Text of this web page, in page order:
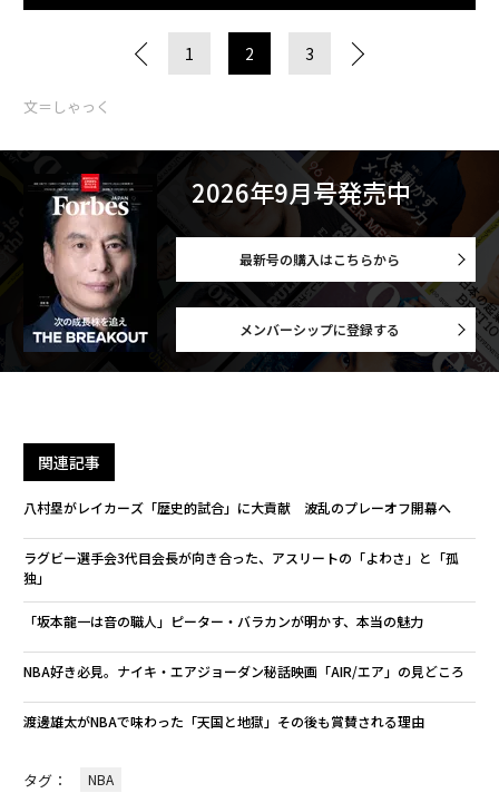
1 2 3
文＝しゃっく
2026年9月号発売中
最新号の購入はこちらから
メンバーシップに登録する
関連記事
八村塁がレイカーズ「歴史的試合」に大貢献 波乱のプレーオフ開幕へ
ラグビー選手会3代目会長が向き合った、アスリートの「よわさ」と「孤
独」
「坂本龍一は音の職人」ピーター・バラカンが明かす、本当の魅力
NBA好き必見。ナイキ・エアジョーダン秘話映画「AIR/エア」の見どころ
渡邊雄太がNBAで味わった「天国と地獄」その後も賞賛される理由
タグ： NBA